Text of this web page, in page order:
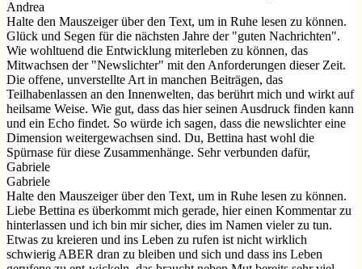
Andrea
Halte den Mauszeiger über den Text, um in Ruhe lesen zu können.
Glück und Segen für die nächsten Jahre der "guten Nachrichten".
Wie wohltuend die Entwicklung miterleben zu können, das
Mitwachsen der "Newslichter" mit den Anforderungen dieser Zeit.
Die offene, unverstellte Art in manchen Beiträgen, das
Teilhabenlassen an den Innenwelten, das berührt mich und wirkt auf
heilsame Weise. Wie gut, dass das hier seinen Ausdruck finden kann
und ein Echo findet. So würde ich sagen, dass die newslichter eine
Dimension weitergewachsen sind. Du, Bettina hast wohl die
Spürnase für diese Zusammenhänge. Sehr verbunden dafür,
Gabriele
Gabriele
Halte den Mauszeiger über den Text, um in Ruhe lesen zu können.
Liebe Bettina es überkommt mich gerade, hier einen Kommentar zu
hinterlassen und ich bin mir sicher, dies im Namen vieler zu tun.
Etwas zu kreieren und ins Leben zu rufen ist nicht wirklich
schwierig ABER dran zu bleiben und sich und dass ins Leben